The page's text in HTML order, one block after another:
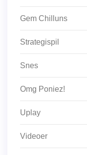
Gem Chilluns
Strategispil
Snes
Omg Poniez!
Uplay
Videoer